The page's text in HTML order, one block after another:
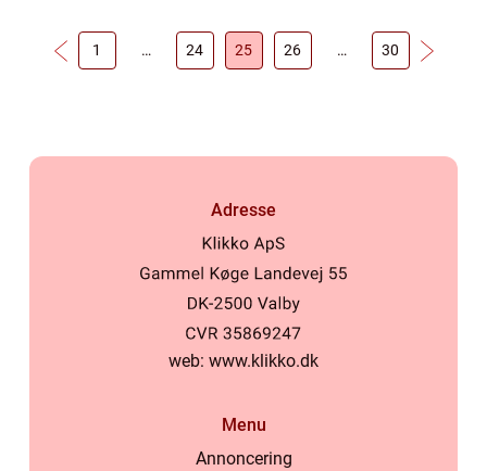
1 … 24 25 26 … 30
Adresse
web: www.klikko.dk
Menu
Annoncering